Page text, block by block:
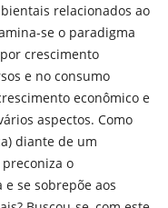
relacionados ao
se o paradigma
crescimento
e no consumo
econômico e
aspectos. Como
diante de um
o
se sobrepõe aos